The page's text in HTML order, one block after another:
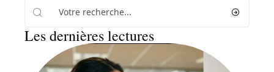
Les dernières lectures